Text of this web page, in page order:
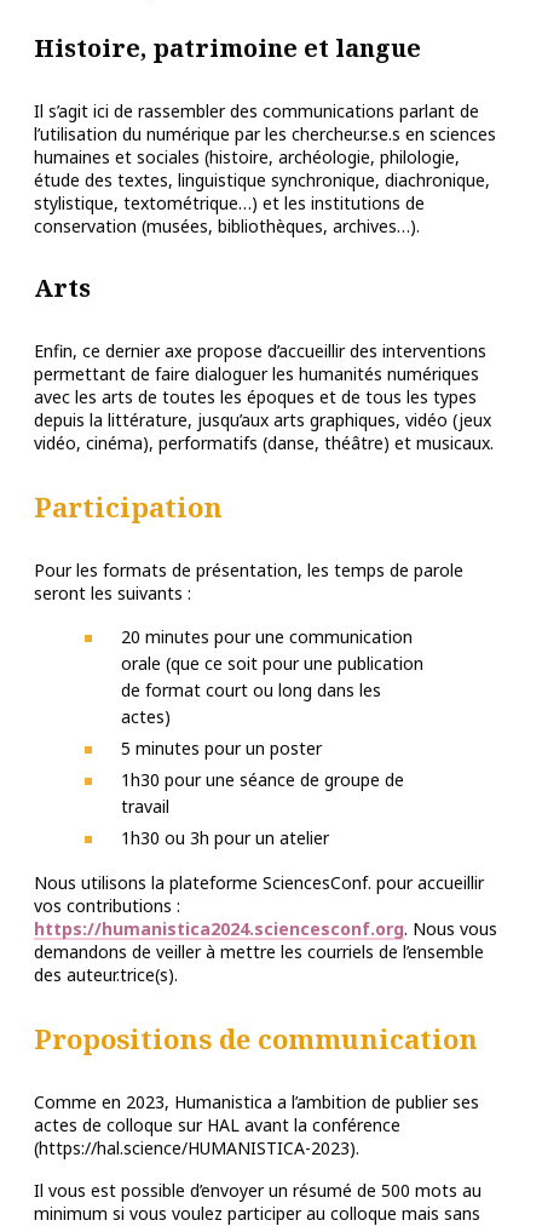
Histoire, patrimoine et langue
Il s’agit ici de rassembler des communications parlant de
l’utilisation du numérique par les chercheur.se.s en sciences
humaines et sociales (histoire, archéologie, philologie,
étude des textes, linguistique synchronique, diachronique,
stylistique, textométrique…) et les institutions de
conservation (musées, bibliothèques, archives…).
Arts
Enfin, ce dernier axe propose d’accueillir des interventions
permettant de faire dialoguer les humanités numériques
avec les arts de toutes les époques et de tous les types
depuis la littérature, jusqu’aux arts graphiques, vidéo (jeux
vidéo, cinéma), performatifs (danse, théâtre) et musicaux.
Participation
Pour les formats de présentation, les temps de parole
seront les suivants :
20 minutes pour une communication
orale (que ce soit pour une publication
de format court ou long dans les
actes)
5 minutes pour un poster
1h30 pour une séance de groupe de
travail
1h30 ou 3h pour un atelier
Nous utilisons la plateforme SciencesConf. pour accueillir
vos contributions :
https://humanistica2024.sciencesconf.org. Nous vous
demandons de veiller à mettre les courriels de l’ensemble
des auteur.trice(s).
Propositions de communication
Comme en 2023, Humanistica a l’ambition de publier ses
actes de colloque sur HAL avant la conférence
(https://hal.science/HUMANISTICA-2023).
Il vous est possible d’envoyer un résumé de 500 mots au
minimum si vous voulez participer au colloque mais sans